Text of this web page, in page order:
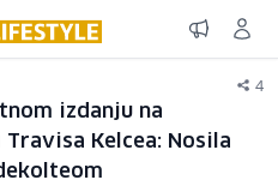
4
izdanju na
Kelcea: Nosila